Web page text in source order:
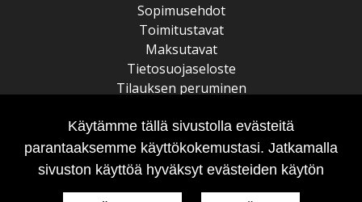
Sopimusehdot
Toimitustavat
Maksutavat
Tietosuojaseloste
Tilauksen peruminen
Käytämme tällä sivustolla evästeitä
parantaaksemme käyttökokemustasi. Jatkamalla
sivuston käyttöä hyväksyt evästeiden käytön